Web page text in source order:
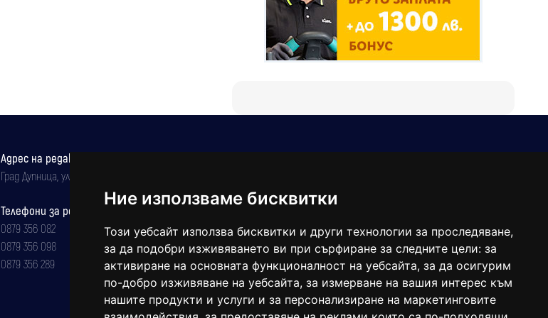
Ние използваме бисквитки
Този уебсайт използва бисквитки и други технологии за проследяване,
за да подобри изживяването ви при сърфиране за следните цели: за
активиране на основната функционалност на уебсайта, за да осигурим
по-добро изживяване на уебсайта, за измерване на вашия интерес към
нашите продукти и услуги и за персонализиране на маркетинговите
Адрес на редакцията
Град Дупница, ул.''Христо Ботев" 43
Телефони за реклама и абонаменти
0879 356 082
0879 356 098
0879 356 289
balgarkanews@gmail.com